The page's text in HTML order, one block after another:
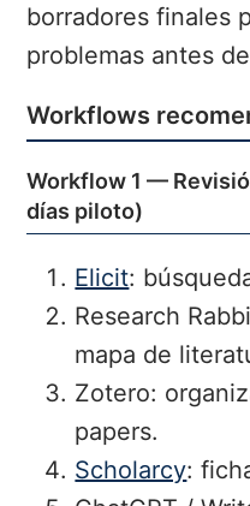
borradores finales
problemas antes
Workflows
Workflow 1 —
días piloto)
Elicit:
Research
mapa de
Zotero:
papers.
Scholarcy: